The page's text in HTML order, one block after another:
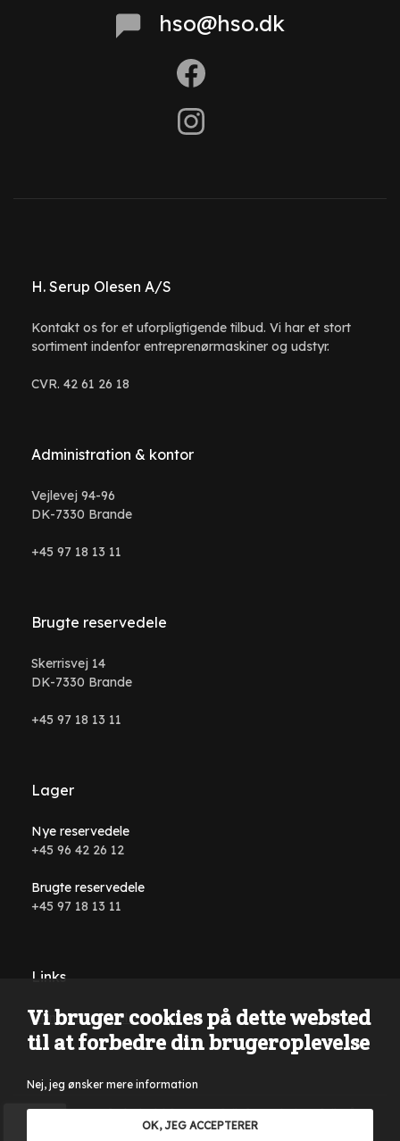
hso@hso.dk
H. Serup Olesen A/S
Kontakt os for et uforpligtigende tilbud. Vi har et stort
sortiment indenfor entreprenørmaskiner og udstyr.
CVR. 42 61 26 18
Administration & kontor
Vejlevej 94-96
DK-7330 Brande
+45 97 18 13 11
Brugte reservedele
Skerrisvej 14
DK-7330 Brande
+45 97 18 13 11
Lager
Nye reservedele
+45 96 42 26 12
Brugte reservedele
+45 97 18 13 11
Links
Handelsbetingelser
Der tages forbehold for tastefejl, formuleringsfejl på
hjemmesiden samt i al annonceringsmateriale. Kun salg til
Vi bruger cookies på dette websted
til at forbedre din brugeroplevelse
Nej, jeg ønsker mere information
OK, JEG ACCEPTERER